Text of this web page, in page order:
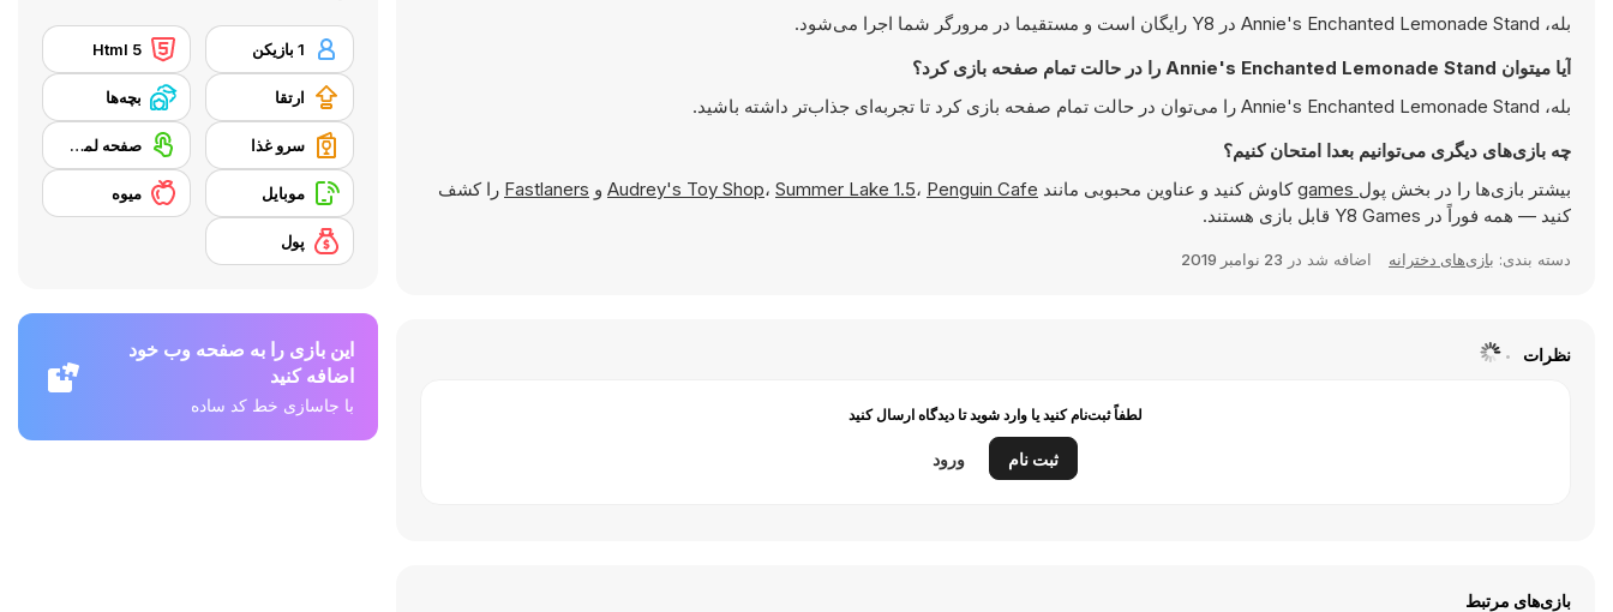
بله، Annie's Enchanted Lemonade Stand در Y8 رایگان است و مستقیما در مرورگر شما اجرا می‌شود.
آیا میتوان Annie's Enchanted Lemonade Stand را در حالت تمام صفحه بازی کرد؟
بله، Annie's Enchanted Lemonade Stand را می‌توان در حالت تمام صفحه بازی کرد تا تجربه‌ای جذاب‌تر داشته باشید.
چه بازی‌های دیگری می‌توانیم بعدا امتحان کنیم؟
بیشتر بازی‌ها را در بخش پول games کاوش کنید و عناوین محبوبی مانند Audrey's Toy Shop، Summer Lake 1.5، Penguin Cafe و Fastlaners را کشف
کنید — همه فوراً در Y8 Games قابل بازی هستند.
دسته بندی: بازی‌های دخترانه اضافه شد در 23 نوامبر 2019
نظرات
لطفاً ثبت‌نام کنید یا وارد شوید تا دیدگاه ارسال کنید
ثبت نام ورود
بازی‌های مرتبط
1 بازیکن Html 5
ارتقا بچه‌ها
سرو غذا صفحه لمسی
موبایل میوه
پول
این بازی را به صفحه وب خود
اضافه کنید
با جاسازی خط کد ساده